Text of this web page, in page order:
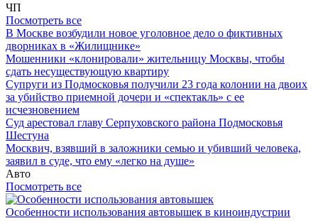
ЧП
Посмотреть все
В Москве возбудили новое уголовное дело о фиктивных
дворниках в «Жилищнике»
Мошенники «клонировали» жительницу Москвы, чтобы
сдать несуществующую квартиру
Супруги из Подмосковья получили 23 года колонии на двоих
за убийство приемной дочери и «спектакль» с ее
исчезновением
Суд арестовал главу Серпуховского района Подмосковья
Шестуна
Москвич, взявший в заложники семью и убивший человека,
заявил в суде, что ему «легко на душе»
Авто
Посмотреть все
Особенности использования автовышек в киноиндустрии